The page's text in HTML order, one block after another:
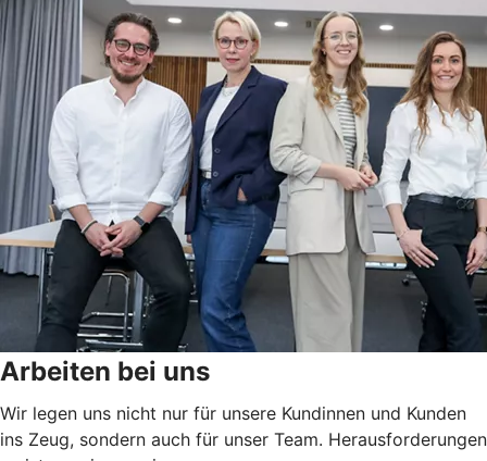
Arbeiten bei uns
Wir legen uns nicht nur für unsere Kundinnen und Kunden
ins Zeug, sondern auch für unser Team. Herausforderungen